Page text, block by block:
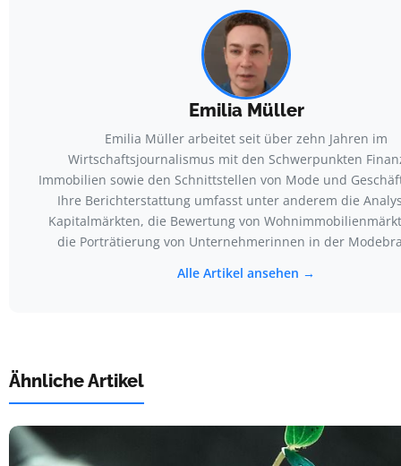
Emilia Müller
Emilia Müller arbeitet seit über zehn Jahren im
Wirtschaftsjournalismus mit den Schwerpunkten
Immobilien sowie den Schnittstellen von Mode und
Ihre Berichterstattung umfasst unter anderem die
Kapitalmärkten, die Bewertung von
die Porträtierung von Unternehmerinnen in der
Alle Artikel ansehen →
Ähnliche Artikel